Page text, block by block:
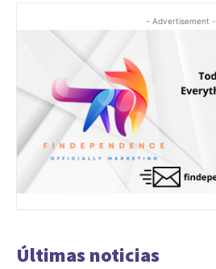
- Advertisement -
Últimas noticias